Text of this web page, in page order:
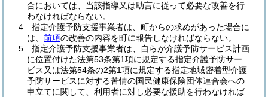
合においては、当該指導又は助言に従って必要な改善を行
わなければならない。
4
指定介護予防支援事業者は、町からの求めがあった場合に
は、 前項の改善の内容を町に報告しなければならない。
5
指定介護予防支援事業者は、自らが介護予防サービス計画
に位置付けた法第53条第1項に規定する指定介護予防サー
ビス又は法第54条の2第1項に規定する指定地域密着型介護
予防サービスに対する苦情の国民健康保険団体連合会への
申立てに関して、利用者に対し必要な援助を行わなければ